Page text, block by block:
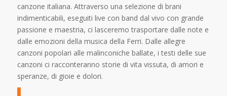
canzone italiana. Attraverso una selezione di brani
indimenticabili, eseguiti live con band dal vivo con grande
passione e maestria, ci lasceremo trasportare dalle note e
dalle emozioni della musica della Ferri. Dalle allegre
canzoni popolari alle malinconiche ballate, i testi delle sue
canzoni ci racconteranno storie di vita vissuta, di amori e
speranze, di gioie e dolori.